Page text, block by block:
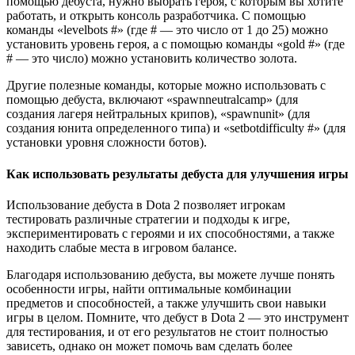
работать, и открыть консоль разработчика. С помощью
команды «levelbots #» (где # — это число от 1 до 25) можно
установить уровень героя, а с помощью команды «gold #» (где
# — это число) можно установить количество золота.
Другие полезные команды, которые можно использовать с
помощью дебуста, включают «spawnneutralcamp» (для
создания лагеря нейтральных крипов), «spawnunit» (для
создания юнита определенного типа) и «setbotdifficulty #» (для
установки уровня сложности ботов).
Как использовать результаты дебуста для улучшения игры
Использование дебуста в Dota 2 позволяет игрокам
тестировать различные стратегии и подходы к игре,
экспериментировать с героями и их способностями, а также
находить слабые места в игровом балансе.
Благодаря использованию дебуста, вы можете лучше понять
особенности игры, найти оптимальные комбинации
предметов и способностей, а также улучшить свои навыки
игры в целом. Помните, что дебуст в Dota 2 — это инструмент
для тестирования, и от его результатов не стоит полностью
зависеть, однако он может помочь вам сделать более